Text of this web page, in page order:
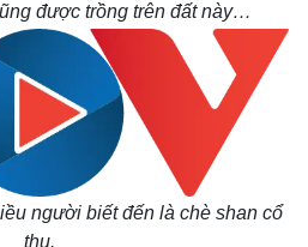
được trồng trên đất này…
người biết đến là chè shan cổ
thụ.